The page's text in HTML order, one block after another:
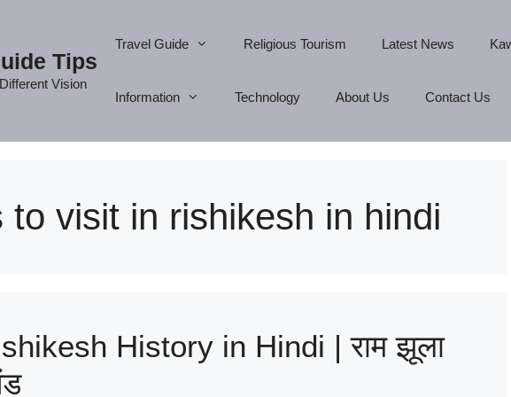
Tips
Vision
Travel Guide Religious Tourism Latest News
Information Technology About Us Contact Us
to visit in rishikesh in hindi
History in Hindi | राम झूला